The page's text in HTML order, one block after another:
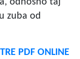
zuba od
PDF ONLINE